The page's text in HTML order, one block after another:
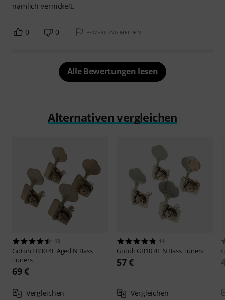
nämlich vernickelt.
0 0 BEWERTUNG MELDEN
Alle Bewertungen lesen
Alternativen vergleichen
13
Gotoh FB30 4L Aged N Bass
Tuners
69 €
Vergleichen
14
Gotoh GB10 4L N Bass Tuners
57 €
Vergleichen